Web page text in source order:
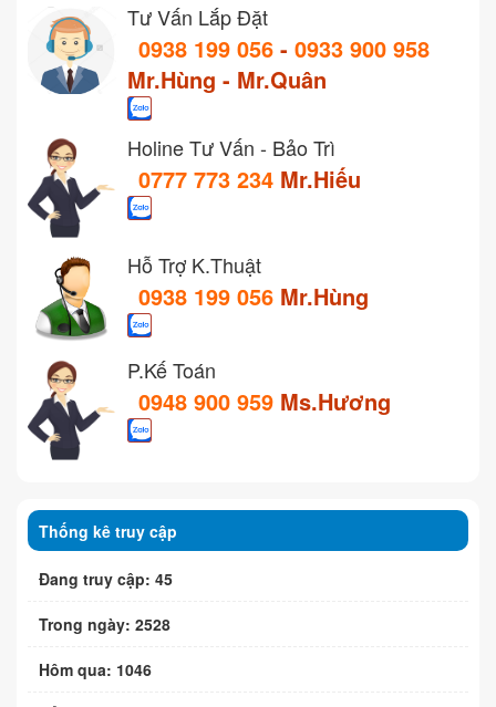
Tư Vấn Lắp Đặt
0938 199 056 - 0933 900 958
Mr.Hùng - Mr.Quân
Holine Tư Vấn - Bảo Trì
0777 773 234 Mr.Hiếu
Hỗ Trợ K.Thuật
0938 199 056 Mr.Hùng
P.Kế Toán
0948 900 959 Ms.Hương
Thống kê truy cập
Đang truy cập: 45
Trong ngày: 2528
Hôm qua: 1046